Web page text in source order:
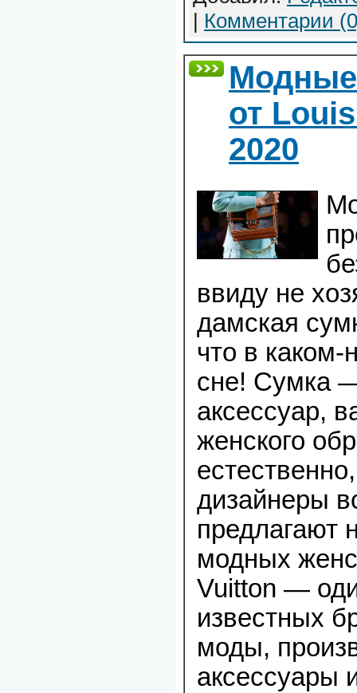
| Комментарии
Модные
от
2020
ввиду не
дамская
что в
сне! Сумка
аксессуар,
женского
дизайнеры
предлагают
модных
Vuitton —
известных
моды,
аксессуары